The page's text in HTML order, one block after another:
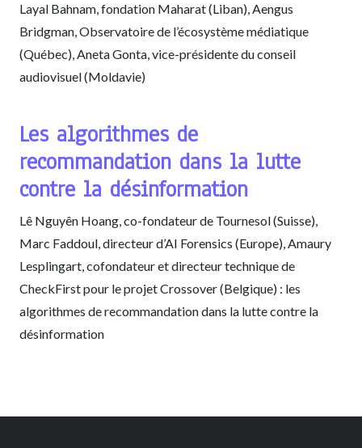
Layal Bahnam, fondation Maharat (Liban), Aengus
Bridgman, Observatoire de l’écosystème médiatique
(Québec), Aneta Gonta, vice-présidente du conseil
audiovisuel (Moldavie)
Les algorithmes de
recommandation dans la lutte
contre la désinformation
Lê Nguyên Hoang, co-fondateur de Tournesol (Suisse),
Marc Faddoul, directeur d’AI Forensics (Europe), Amaury
Lesplingart, cofondateur et directeur technique de
CheckFirst pour le projet Crossover (Belgique) : les
algorithmes de recommandation dans la lutte contre la
désinformation